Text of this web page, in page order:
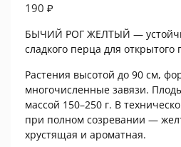
190 ₽
БЫЧИЙ РОГ ЖЕЛТЫЙ —
сладкого перца для открытого
Растения высотой до 90 см,
многочисленные завязи.
массой 150–250 г. В
при полном созревании —
хрустящая и ароматная.